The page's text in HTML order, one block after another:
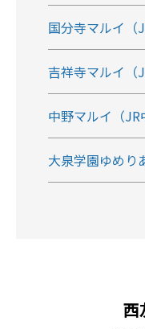
国分寺マルイ（
吉祥寺マルイ（
中野マルイ（
大泉学園ゆめり
西